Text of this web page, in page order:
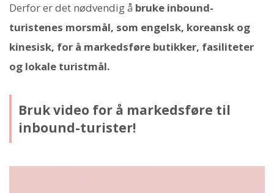
Derfor er det nødvendig å bruke inbound-
turistenes morsmål, som engelsk, koreansk og
kinesisk, for å markedsføre butikker, fasiliteter
og lokale turistmål.
Bruk video for å markedsføre til
inbound-turister!